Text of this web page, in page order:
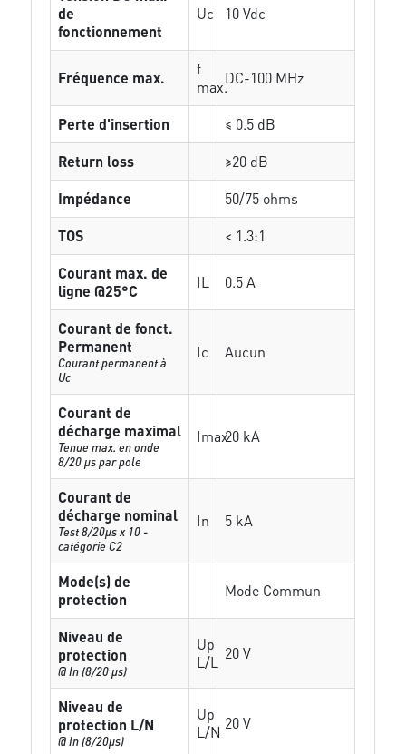
de
fonctionnement
Uc 10 Vdc
Fréquence max.
f
max.DC-100 MHz
Perte d'insertion
≤ 0.5 dB
Return loss
≥20 dB
Impédance
50/75 ohms
TOS
< 1.3:1
Courant max. de
ligne @25°C
IL 0.5 A
Courant de fonct.
Permanent
Courant permanent à
Uc
Ic Aucun
Courant de
décharge maximal
Tenue max. en onde
8/20 µs par pole
Imax20 kA
Courant de
décharge nominal
Test 8/20µs x 10 -
catégorie C2
In 5 kA
Mode(s) de
protection
Mode Commun
Niveau de
protection
@ In (8/20 µs)
Up
L/L
20 V
Niveau de
protection L/N
@ In (8/20µs)
Up
L/N 20 V